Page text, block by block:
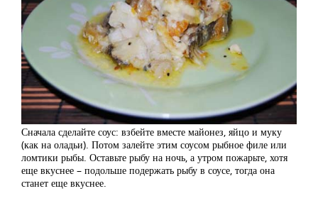
Сначала сделайте соус: взбейте вместе майонез, яйцо и муку
(как на оладьи). Потом залейте этим соусом рыбное филе или
ломтики рыбы. Оставьте рыбу на ночь, а утром пожарьте, хотя
еще вкуснее – подольше подержать рыбу в соусе, тогда она
станет еще вкуснее.